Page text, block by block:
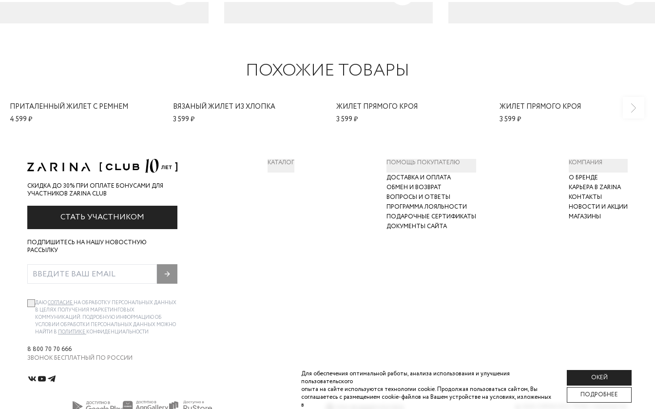
ПОХОЖИЕ ТОВАРЫ
ПРИТАЛЕННЫЙ ЖИЛЕТ С РЕМНЕМ
4 599 ₽
ВЯЗАНЫЙ ЖИЛЕТ ИЗ ХЛОПКА
3 599 ₽
ЖИЛЕТ ПРЯМОГО КРОЯ
3 599 ₽
ЖИЛЕТ ПРЯМОГО КРОЯ
3 599 ₽
СКИДКА ДО 30% ПРИ ОПЛАТЕ БОНУСАМИ ДЛЯ
УЧАСТНИКОВ ZARINA CLUB
СТАТЬ УЧАСТНИКОМ
ПОДПИШИТЕСЬ НА НАШУ НОВОСТНУЮ
РАССЫЛКУ
ДАЮСОГЛАСИЕ НА ОБРАБОТКУ ПЕРСОНАЛЬНЫХ ДАННЫХ
В ЦЕЛЯХ ПОЛУЧЕНИЯ МАРКЕТИНГОВЫХ
КОММУНИКАЦИЙ. ПОДРОБНУЮ ИНФОРМАЦИЮ ОБ
УСЛОВИИ ОБРАБОТКИ ПЕРСОНАЛЬНЫХ ДАННЫХ МОЖНО
НАЙТИ В ПОЛИТИКЕ КОНФИДЕНЦИАЛЬНОСТИ
8 800 70 70 666
ЗВОНОК БЕСПЛАТНЫЙ ПО РОССИИ
КАТАЛОГ
ПОМОЩЬ ПОКУПАТЕЛЮ
ДОСТАВКА И ОПЛАТА
ОБМЕН И ВОЗВРАТ
ВОПРОСЫ И ОТВЕТЫ
ПРОГРАММА ЛОЯЛЬНОСТИ
ПОДАРОЧНЫЕ СЕРТИФИКАТЫ
ДОКУМЕНТЫ САЙТА
КОМПАНИЯ
О БРЕНДЕ
КАРЬЕРА В ZARINA
КОНТАКТЫ
НОВОСТИ И АКЦИИ
МАГАЗИНЫ
Для обеспечения оптимальной работы, анализа использования и улучшения
пользовательского
опыта на сайте используются технологии cookie. Продолжая пользоваться сайтом, Вы
соглашаетесь сразмещением cookie-файлов на Вашем устройстве на условиях, изложенных
в
ОКЕЙ
ПОДРОБНЕЕ